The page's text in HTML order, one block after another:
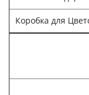
Коробка для